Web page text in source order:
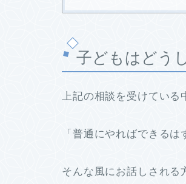
子どもはどう
上記の相談を受けている
「普通にやればできるは
そんな風にお話しされる